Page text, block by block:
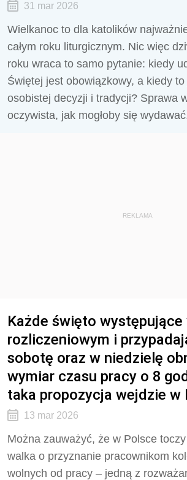
31 mar 2026
Wielkanoc to dla katolików
całym roku liturgicznym. Nic więc
roku wraca to samo pytanie: kiedy
Świętej jest obowiązkowy, a kiedy
osobistej decyzji i tradycji? Sprawa
oczywista, jak mogłoby się
REKLAMA
Każde święto występujące
rozliczeniowym i
sobotę oraz w niedzielę
wymiar czasu pracy o 8
taka propozycja wejdzie w
13 mar 2026
Można zauważyć, że w Polsce
walka o przyznanie pracownikom
wolnych od pracy – jedną z